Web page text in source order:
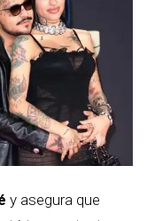
y asegura que